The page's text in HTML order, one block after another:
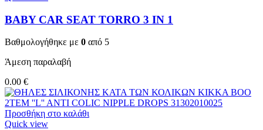
BABY CAR SEAT TORRO 3 ΙΝ 1
Βαθμολογήθηκε με 0 από 5
Άμεση παραλαβή
0.00 €
Προσθήκη στο καλάθι
Quick view